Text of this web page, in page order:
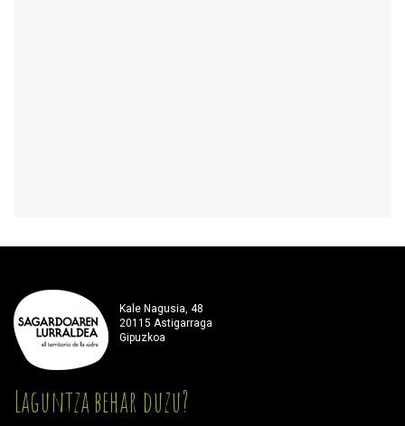
Kale Nagusia, 48
20115 Astigarraga
Gipuzkoa
Laguntza behar duzu?